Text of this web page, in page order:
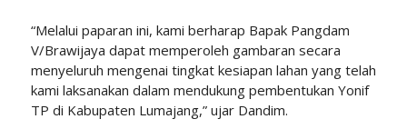
“Melalui paparan ini, kami berharap Bapak Pangdam
V/Brawijaya dapat memperoleh gambaran secara
menyeluruh mengenai tingkat kesiapan lahan yang telah
kami laksanakan dalam mendukung pembentukan Yonif
TP di Kabupaten Lumajang,” ujar Dandim.